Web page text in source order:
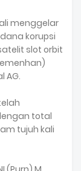
menggelar
korupsi
slot orbit
AG.
total
tujuh kali